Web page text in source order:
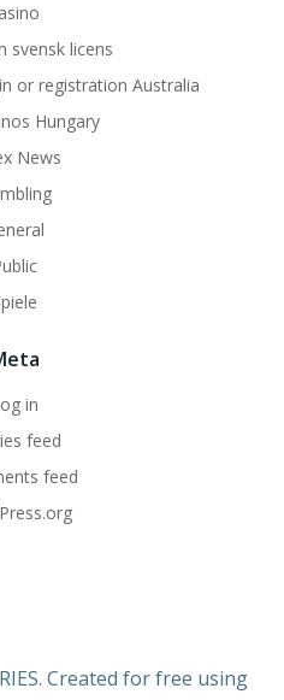
svensk licens
or registration Australia
Hungary
News
in
feed
feed
Created for free using